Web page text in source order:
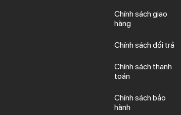
Chính sách giao
hàng
Chính sách đổi trả
Chính sách thanh
toán
Chính sách bảo
hành